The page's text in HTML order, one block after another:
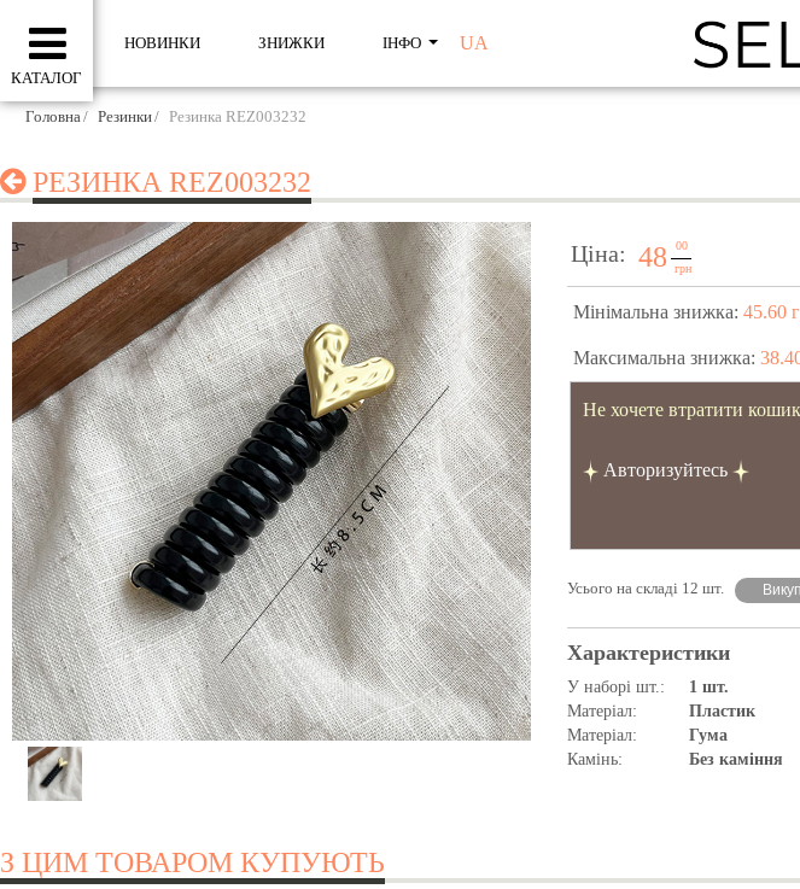
КАТАЛОГ
НОВИНКИ ЗНИЖКИ ІНФО UA
Головна Резинки Резинка REZ003232
РЕЗИНКА REZ003232
Ціна: 48
00
грн
Мінімальна знижка: 45.60
Максимальна знижка:
Не хочете втратити
Авторизуйтесь
Усього на складі 12 шт.
Характеристики
У наборі шт.:
1 шт.
Матеріал:
Пластик
Матеріал:
Гума
Камінь:
Без каміння
З ЦИМ ТОВАРОМ КУПУЮТЬ